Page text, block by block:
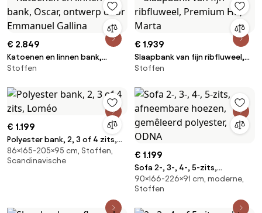
€ 2.849
Katoenen en linnen bank,
Oscar, ontwerp door Emmanuel
Stoffen
€ 1.939
Slaapbank van fijn ribfluweel,
Premium HR, Marta
Stoffen
€ 1.199
Polyester bank, 2, 3 of 4 zits,
Loméo
86×165-205×95 cm, Stoffen,
Scandinavische
€ 1.199
Sofa 2-, 3-, 4-, 5-zits,
afneembare hoezen,
gemêleerd polyester, ODNA
90×166-226×91 cm, moderne,
Stoffen